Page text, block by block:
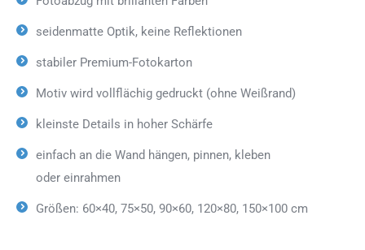
seidenmatte Optik, keine Reflektionen
stabiler Premium-Fotokarton
Motiv wird vollflächig gedruckt (ohne Weißrand)
kleinste Details in hoher Schärfe
einfach an die Wand hängen, pinnen, kleben
oder einrahmen
Größen: 60×40, 75×50, 90×60, 120×80, 150×100 cm